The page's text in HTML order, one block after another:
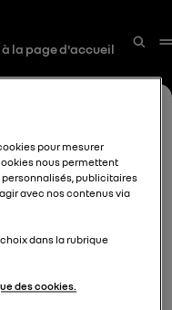
la page d'accueil
pour mesurer
nous permettent
publicitaires
avec nos contenus via
dans la rubrique
des cookies.